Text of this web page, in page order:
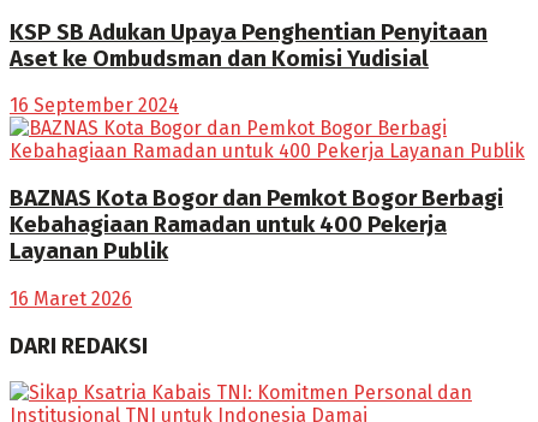
KSP SB Adukan Upaya Penghentian Penyitaan
Aset ke Ombudsman dan Komisi Yudisial
16 September 2024
BAZNAS Kota Bogor dan Pemkot Bogor Berbagi
Kebahagiaan Ramadan untuk 400 Pekerja
Layanan Publik
16 Maret 2026
DARI REDAKSI